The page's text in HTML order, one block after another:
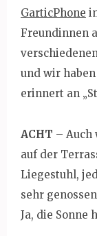
GarticPhone
Freundinnen
und wir
erinnert an
ACHT – Auch
auf der
Liegestuhl,
sehr
Ja, die Sonne